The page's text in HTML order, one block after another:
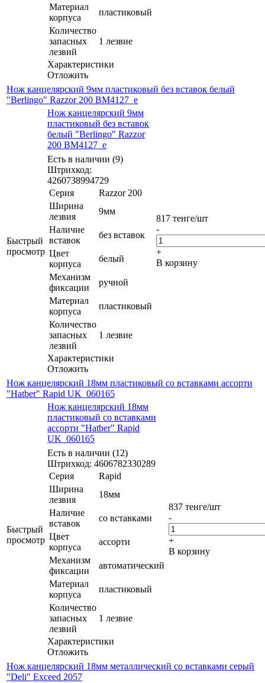
Материал
корпуса
пластиковый
Количество
запасных
лезвий
1 лезвие
Характеристики
Отложить
Нож канцелярский 9мм пластиковый без вставок белый
"Berlingo" Razzor 200 BM4127_е
Быстрый
просмотр
Нож канцелярский 9мм
пластиковый без вставок
белый "Berlingo" Razzor
200 BM4127_е
Есть в наличии (9)
Штрихкод:
4260738994729
Серия
Razzor 200
Ширина
лезвия
9мм
Наличие
вставок
без вставок
Цвет
корпуса
белый
Механизм
фиксации
ручной
Материал
корпуса
пластиковый
Количество
запасных
лезвий
1 лезвие
Характеристики
Отложить
817 тенге/шт
-
+
В корзину
Нож канцелярский 18мм пластиковый со вставками ассорти
"Hatber" Rapid UK_060165
Быстрый
просмотр
Нож канцелярский 18мм
пластиковый со вставками
ассорти "Hatber" Rapid
UK_060165
Есть в наличии (12)
Штрихкод: 4606782330289
Серия
Rapid
Ширина
лезвия
18мм
Наличие
вставок
со вставками
Цвет
корпуса
ассорти
Механизм
фиксации
автоматический
Материал
корпуса
пластиковый
Количество
запасных
лезвий
1 лезвие
Характеристики
Отложить
837 тенге/шт
-
+
В корзину
Нож канцелярский 18мм металлический со вставками серый
"Deli" Exceed 2057